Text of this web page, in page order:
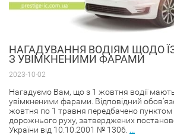
НАГАДУВАННЯ ВОДІЯМ ЩОДО
З УВІМКНЕНИМИ ФАРАМИ
2023-10-02
Нагадуємо Вам, що з 1 жовтня водії
увімкненими фарами. Відповідний
жовтня по 1 травня передбачено
дорожнього руху, затверджених
України від 10.10.2001 № 1306. ...